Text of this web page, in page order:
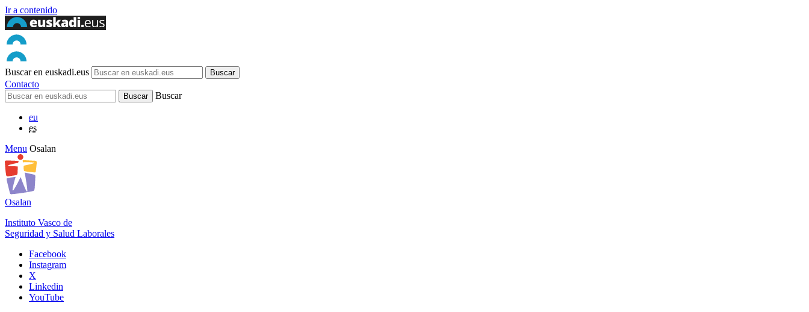
Ir a contenido
Buscar en euskadi.eus
Contacto
Buscar
eu
es
Menu Osalan
Osalan
Instituto Vasco de
Seguridad y Salud Laborales
Facebook
Instagram
X
Linkedin
YouTube